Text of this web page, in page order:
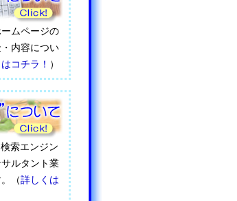
ムページの
内容につい
コチラ！ ）
索エンジン
ルタント業
（詳しくは